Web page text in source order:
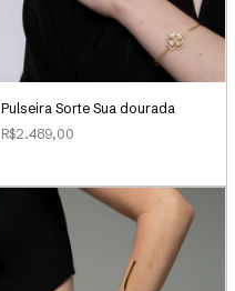
Pulseira Sorte Sua dourada
R$2.489,00